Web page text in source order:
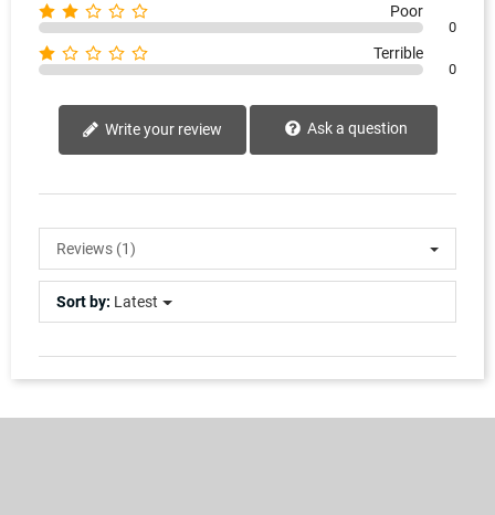
Poor
0
Terrible
0
Write your review Ask a question
Reviews (1)
Sort by: Latest